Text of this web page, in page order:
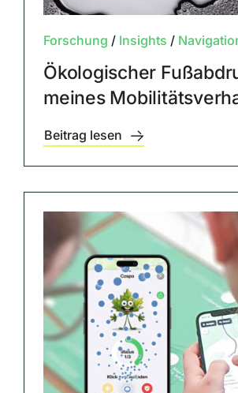
Forschung / Insights /
Ökologischer
meines
Beitrag lesen